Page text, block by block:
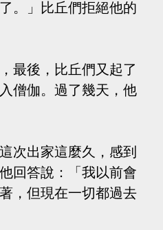
。」比丘們拒絕他的
後，比丘們又起了
僧伽。過了幾天，他
出家這麼久，感到
回答說：「我以前會
，但現在一切都過去